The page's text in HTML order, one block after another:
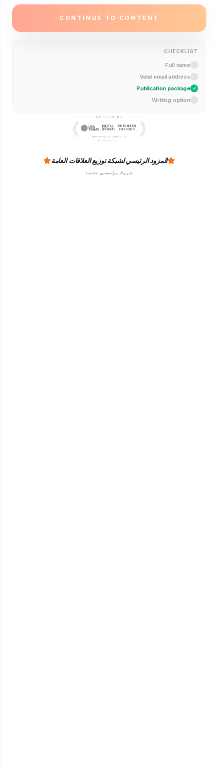
CONTINUE TO CONTENT
Valid email address
Publication package
Writing option
المزود الرئيسي لشبكة توزيع العلاقات العامة
شريك مؤسسي معتمد